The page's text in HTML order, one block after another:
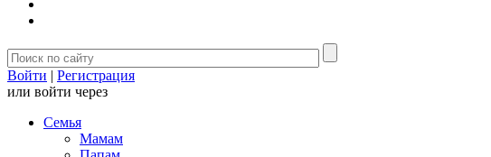
Войти | Регистрация
или войти через
Семья
Мамам